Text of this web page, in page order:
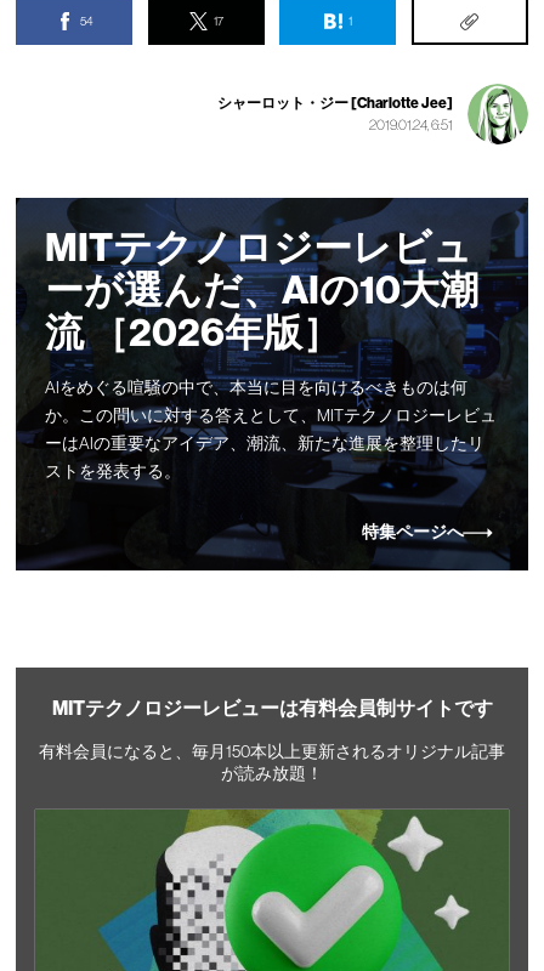
54 17 1
シャーロット・ジー [Charlotte Jee]
2019.01.24, 6:51
MITテクノロジーレビュ
ーが選んだ、AIの10大潮
流 ［2026年版］
AIをめぐる喧騒の中で、本当に目を向けるべきものは何
か。この問いに対する答えとして、MITテクノロジーレビュ
ーはAIの重要なアイデア、潮流、新たな進展を整理したリ
ストを発表する。
特集ページへ
MITテクノロジーレビューは有料会員制サイトです
有料会員になると、毎月150本以上更新されるオリジナル記事
が読み放題！